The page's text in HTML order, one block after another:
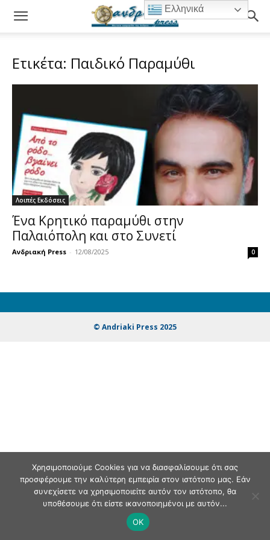
Ετικέτα: Παιδικό Παραμύθι
Λοιπές Εκδόσεις
Ένα Κρητικό παραμύθι στην
Παλαιόπολη και στο Συνετί
Ανδριακή Press - 12/08/2025 0
© Andriaki Press 2025
Ελληνικά
Χρησιμοποιούμε Cookies για να διασφαλίσουμε ότι σας
προσφέρουμε την καλύτερη εμπειρία στον ιστότοπο μας. Εάν
συνεχίσετε να χρησιμοποιείτε αυτόν τον ιστότοπο, θα
υποθέσουμε ότι είστε ικανοποιημένοι με αυτόν...
OK